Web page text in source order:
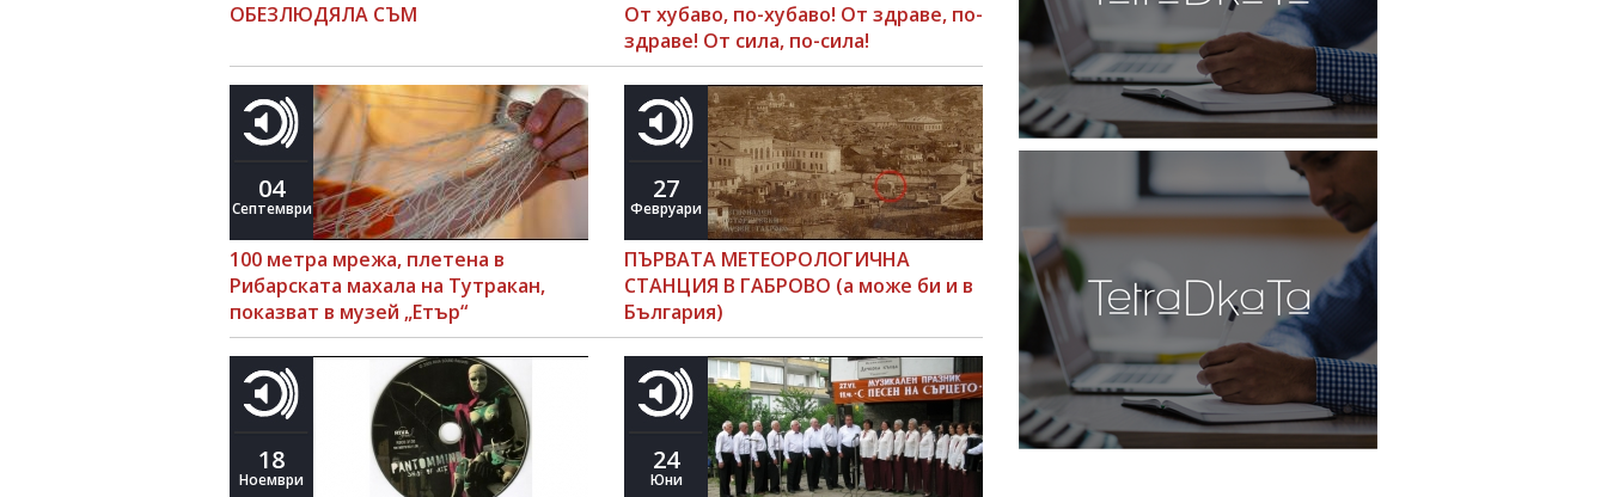
ОБЕЗЛЮДЯЛА СЪМ
От хубаво, по-хубаво! От здраве, по-
здраве! От сила, по-сила!
04
Септември
100 метра мрежа, плетена в
Рибарската махала на Тутракан,
показват в музей „Етър“
27
Февруари
ПЪРВАТА МЕТЕОРОЛОГИЧНА
СТАНЦИЯ В ГАБРОВО (а може би и в
България)
18
Ноември
24
Юни